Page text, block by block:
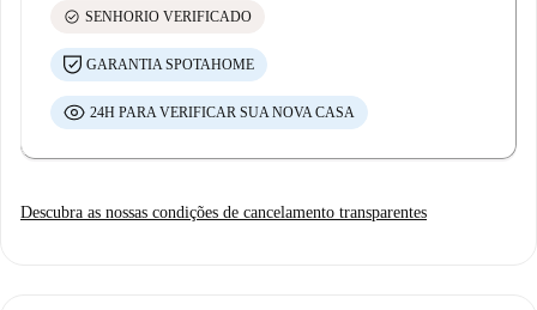
check_circle SENHORIO VERIFICADO
GARANTIA SPOTAHOME
24H PARA VERIFICAR SUA NOVA CASA
Descubra as nossas condições de cancelamento transparentes